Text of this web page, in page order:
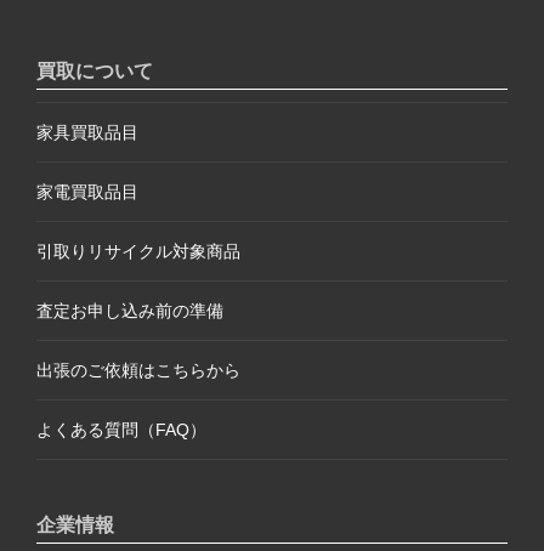
買取について
家具買取品目
家電買取品目
引取りリサイクル対象商品
査定お申し込み前の準備
出張のご依頼はこちらから
よくある質問（FAQ）
企業情報